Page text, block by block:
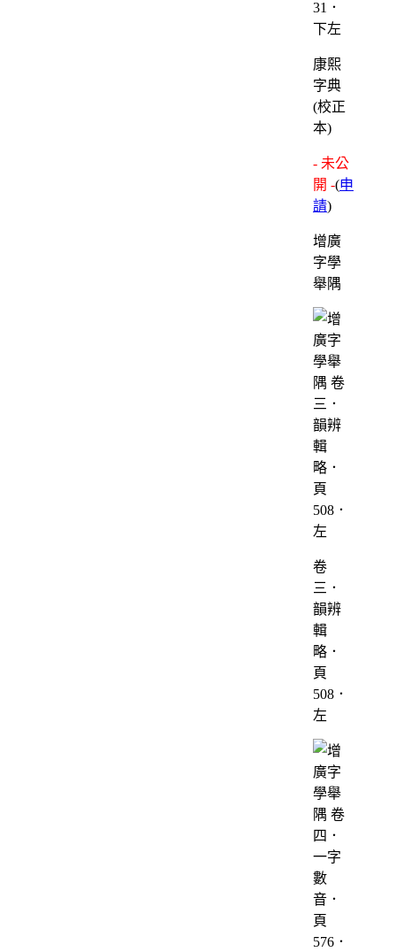
31．
下左
康熙
字典
(校正
本)
- 未公
開 -(申
請)
增廣
字學
舉隅
卷
三．
韻辨
輯
略．
頁
508．
左